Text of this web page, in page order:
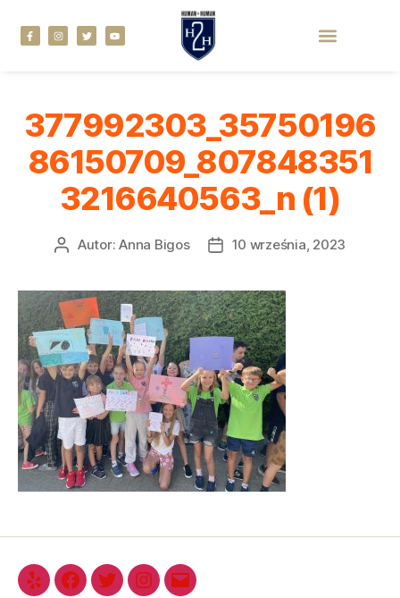
377992303_35750196
86150709_807848351
3216640563_n (1)
Autor:Anna Bigos 10 września, 2023